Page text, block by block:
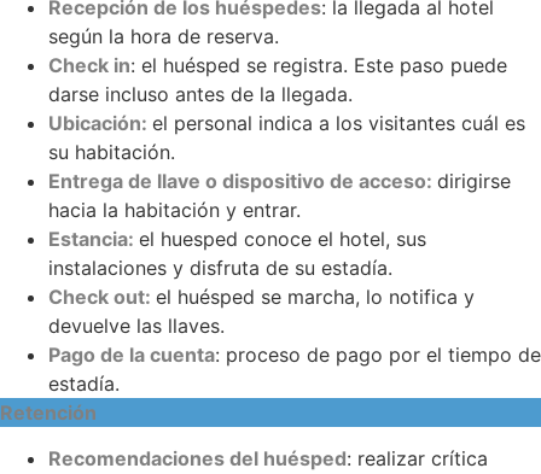
Recepción de los huéspedes: la llegada al hotel
según la hora de reserva.
Check in: el huésped se registra. Este paso puede
darse incluso antes de la llegada.
Ubicación: el personal indica a los visitantes cuál es
su habitación.
Entrega de llave o dispositivo de acceso: dirigirse
hacia la habitación y entrar.
Estancia: el huesped conoce el hotel, sus
instalaciones y disfruta de su estadía.
Check out: el huésped se marcha, lo notifica y
devuelve las llaves.
Pago de la cuenta: proceso de pago por el tiempo de
estadía.
Retención
Recomendaciones del huésped: realizar crítica